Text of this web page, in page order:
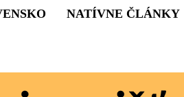
NATÍVNE ČLÁNKY